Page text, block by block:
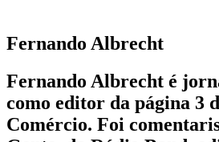
Fernando Albrecht
Fernando Albrecht é
como editor da página 3
Comércio. Foi